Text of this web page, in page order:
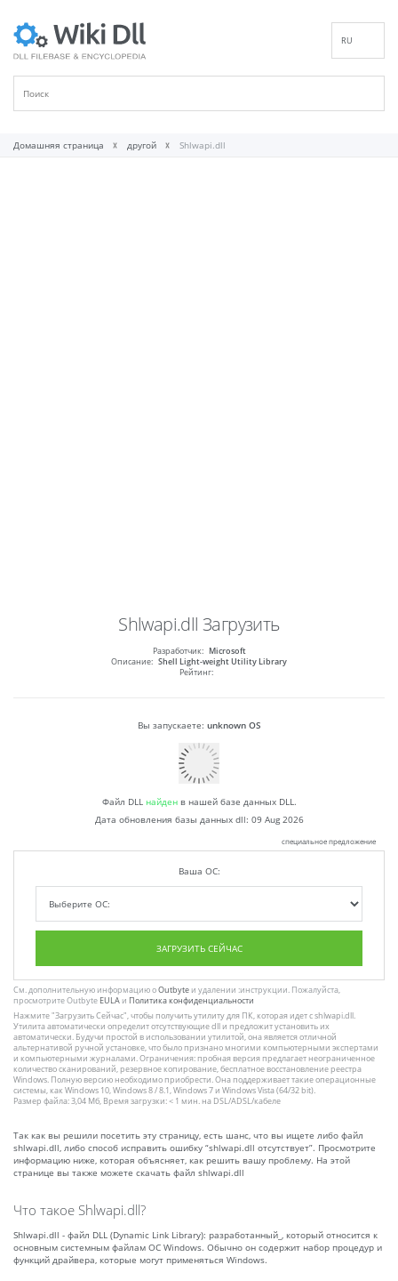
RU
Домашняя страница другой Shlwapi.dll
Shlwapi.dll Загрузить
Разработчик: Microsoft
Описание: Shell Light-weight Utility Library
Рейтинг:
Вы запускаете: unknown OS
Файл DLL найденв нашей базе данных DLL.
Дата обновления базы данных dll: 09 Aug 2026
специальное предложение
Ваша ОС:
ЗАГРУЗИТЬ СЕЙЧАС
См. дополнительную информацию оOutbyteи удалении :инструкции. Пожалуйста,
просмотрите Outbyte EULAи Политика конфиденциальности
Нажмите"Загрузить Сейчас", чтобы получить утилиту для ПК, которая идет с shlwapi.dll.
Утилита автоматически определит отсутствующие dll и предложит установить их
автоматически. Будучи простой в использовании утилитой, она является отличной
альтернативой ручной установке, что было признано многими компьютерными экспертами
и компьютерными журналами. Ограничения: пробная версия предлагает неограниченное
количество сканирований, резервное копирование, бесплатное восстановление реестра
Windows. Полную версию необходимо приобрести. Она поддерживает такие операционные
системы, как Windows 10, Windows 8 / 8.1, Windows 7 и Windows Vista (64/32 bit).
Размер файла: 3,04 Мб, Время загрузки: < 1 мин. на DSL/ADSL/кабеле
Так как вы решили посетить эту страницу, есть шанс, что вы ищете либо файл
shlwapi.dll, либо способ исправить ошибку “shlwapi.dll отсутствует”. Просмотрите
информацию ниже, которая объясняет, как решить вашу проблему. На этой
странице вы также можете скачать файл shlwapi.dll
Что такое Shlwapi.dll?
Shlwapi.dll - файл DLL (Dynamic Link Library): разработанный_, который относится к
основным системным файлам ОС Windows. Обычно он содержит набор процедур и
функций драйвера, которые могут применяться Windows.